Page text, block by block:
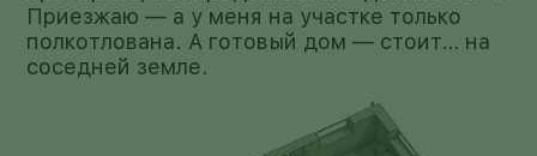
Приезжаю — а у меня на участке только
полкотлована. А готовый дом — стоит… на
соседней земле.